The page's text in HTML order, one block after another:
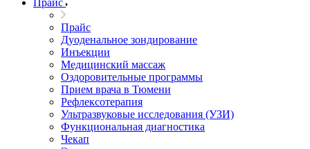
Прайс
Прайс
Дуоденальное зондирование
Инъекции
Медицинский массаж
Оздоровительные программы
Прием врача в Тюмени
Рефлексотерапия
Ультразвуковые исследования (УЗИ)
Функциональная диагностика
Чекап